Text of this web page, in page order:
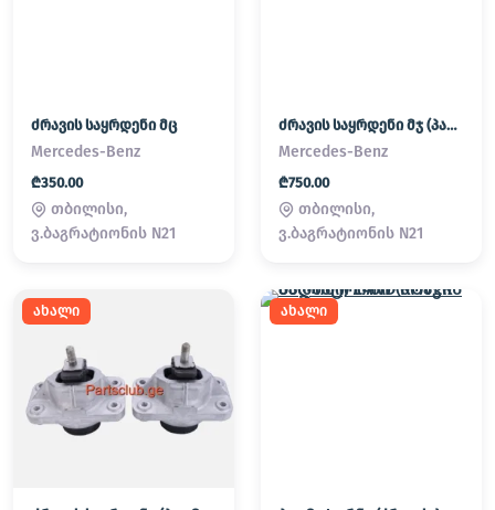
ძრავის საყრდენი მც
Mercedes-Benz
₾350.00
თბილისი,
ვ.ბაგრატიონის N21
ძრავის საყრდენი მჯ (პადმატორნი)
Mercedes-Benz
₾750.00
თბილისი,
ვ.ბაგრატიონის N21
ახალი ახალი